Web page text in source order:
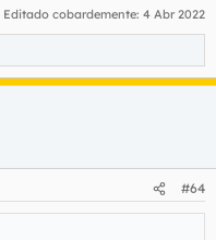
Editado cobardemente: 4 Abr 2022
#64